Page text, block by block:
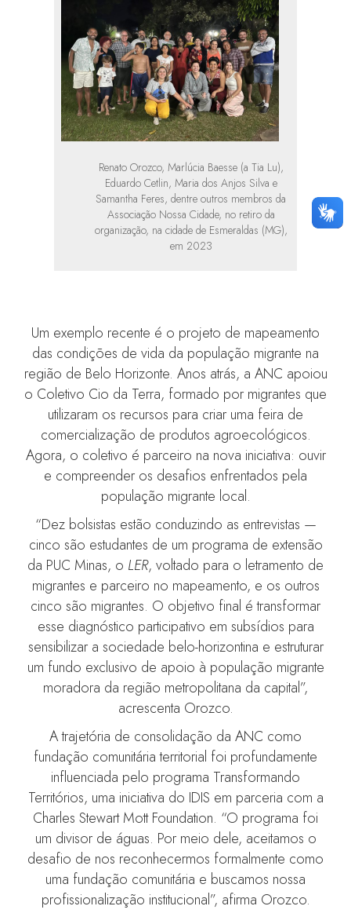
Renato Orozco, Marlúcia Baesse (a Tia Lu),
Eduardo Cetlin, Maria dos Anjos Silva e
Samantha Feres, dentre outros membros da
Associação Nossa Cidade, no retiro da
organização, na cidade de Esmeraldas (MG),
em 2023
Um exemplo recente é o projeto de mapeamento
das condições de vida da população migrante na
região de Belo Horizonte. Anos atrás, a ANC apoiou
o Coletivo Cio da Terra, formado por migrantes que
utilizaram os recursos para criar uma feira de
comercialização de produtos agroecológicos.
Agora, o coletivo é parceiro na nova iniciativa: ouvir
e compreender os desafios enfrentados pela
população migrante local.
“Dez bolsistas estão conduzindo as entrevistas —
cinco são estudantes de um programa de extensão
da PUC Minas, o LER, voltado para o letramento de
migrantes e parceiro no mapeamento, e os outros
cinco são migrantes. O objetivo final é transformar
esse diagnóstico participativo em subsídios para
sensibilizar a sociedade belo-horizontina e estruturar
um fundo exclusivo de apoio à população migrante
moradora da região metropolitana da capital”,
acrescenta Orozco.
A trajetória de consolidação da ANC como
fundação comunitária territorial foi profundamente
influenciada pelo programa Transformando
Territórios, uma iniciativa do IDIS em parceria com a
Charles Stewart Mott Foundation. “O programa foi
um divisor de águas. Por meio dele, aceitamos o
desafio de nos reconhecermos formalmente como
uma fundação comunitária e buscamos nossa
profissionalização institucional”, afirma Orozco.